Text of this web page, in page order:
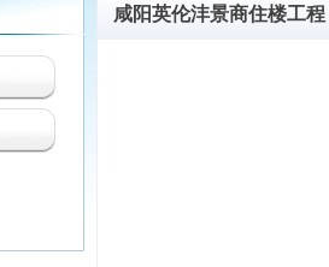
联系我们
咸阳英伦沣景商住楼工程